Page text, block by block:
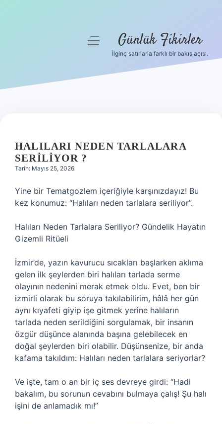
Hakkımızda
menüyü Günlük Fikirler
İlginç satırlarla farklı bir bakış açısı.
HALILARI NEDEN TARLALARA
SERILIYOR ?
Tarih: Mayıs 25, 2026
Yine bir Tematgozlem içeriğiyle karşınızdayız! Bu
kez konumuz: “Halıları neden tarlalara seriliyor”.
Halıları Neden Tarlalara Seriliyor? Gündelik Hayatın
Gizemli Ritüeli
İzmir’de, yazın kavurucu sıcakları başlarken aklıma
gelen ilk şeylerden biri halıları tarlada serme
olayının nedenini merak etmek oldu. Evet, ben bir
izmirli olarak bu soruya takılabilirim, hâlâ her gün
aynı kıyafeti giyip işe gitmek yerine halıların
tarlada neden serildiğini sorgulamak, bir insanın
özgür düşünce alanında başına gelebilecek en
doğal şeylerden biri olabilir. Düşünsenize, bir anda
kafama takıldım: Halıları neden tarlalara seriyorlar?
Ve işte, tam o an bir iç ses devreye girdi: “Hadi
bakalım, bu sorunun cevabını bulmaya çalış! Şu halı
işini de anlamadık mı!”